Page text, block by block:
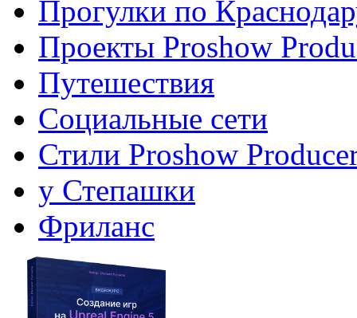
Прогулки по
Проекты Proshow
Путешествия
Социальные сети
Стили Proshow
у Степашки
Фриланс